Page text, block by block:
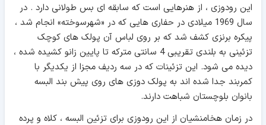
این رودوزی ، از هنرهایی است که سابقه ای بس طولانی دارد . در
سال 1969 میلادی در حفاری هایی که در «شهرسوخته» انجام شد ،
پیکره برنزی کشف شد که بر روی لباس آن پولک های کوچک
تزئینی به بلندی تقریبی 4 سانتی مترکه تا پایین زانو کشیده شده ،
دیده می شود. این تزئینات که در سه ردیف مجزا از یکدیگر با
کمربند جدا شده اند به پولک دوزی های روی پیش بند البسه
بانوان بلوچستان شباهت دارند.
در زمان هخامنشیان از این رودوزی برای تزئین البسه ، کلاه و پرده